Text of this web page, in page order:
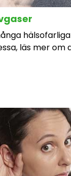
läs mer om